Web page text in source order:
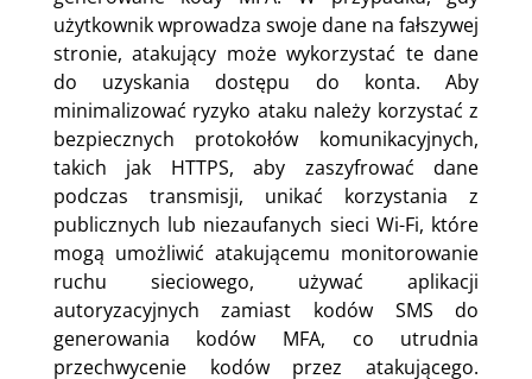
użytkownik wprowadza swoje dane na fałszywej
stronie, atakujący może wykorzystać te dane
do uzyskania dostępu do konta. Aby
minimalizować ryzyko ataku należy korzystać z
bezpiecznych protokołów komunikacyjnych,
takich jak HTTPS, aby zaszyfrować dane
podczas transmisji, unikać korzystania z
publicznych lub niezaufanych sieci Wi-Fi, które
mogą umożliwić atakującemu monitorowanie
ruchu sieciowego, używać aplikacji
autoryzacyjnych zamiast kodów SMS do
generowania kodów MFA, co utrudnia
przechwycenie kodów przez atakującego.